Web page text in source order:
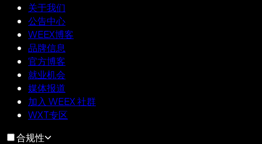
关于我们
公告中心
WEEX博客
品牌信息
官方博客
就业机会
媒体报道
加入 WEEX 社群
WXT专区
合规性